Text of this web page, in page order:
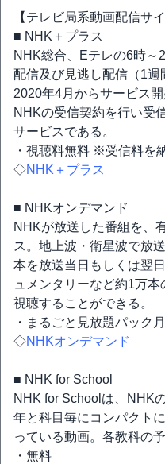
【テレビ局系動画配信サイ
■ NHK＋プラス
NHK総合、Eテレの6時～
配信及び見逃し配信（1週
2020年4月からサービス開
NHKの受信契約を行い受
サービスである。
・視聴料無料 ※受信料を
◇NHK＋プラス
■ NHKオンデマンド
NHKが放送した番組を、
ス。地上波・衛星波で放
本を放送当日もしくは翌
ュメンタリーなど約1万
視聴することができる。
・まるごと見放題パック
◇NHKオンデマンド
■ NHK for School
NHK for Schoolは、NHK
年と科目毎にコンパクト
っている動画。各教科の
・無料